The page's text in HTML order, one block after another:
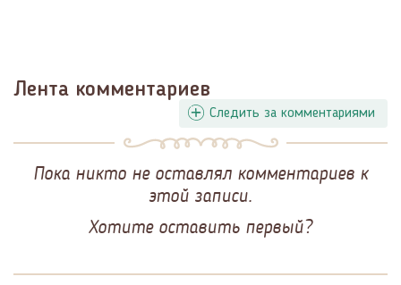
Лента комментариев
Следить за комментариями
Пока никто не оставлял комментариев к
этой записи.
Хотите оставить первый?